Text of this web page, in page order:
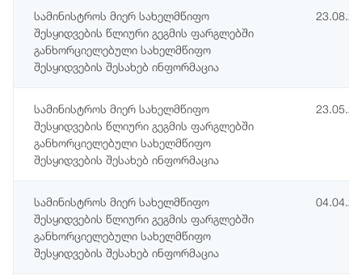
სამინისტროს მიერ სახელმწიფო
შესყიდვების წლიური გეგმის ფარგლებში
განხორციელებული სახელმწიფო
შესყიდვების შესახებ ინფორმაცია
სამინისტროს მიერ სახელმწიფო
შესყიდვების წლიური გეგმის ფარგლებში
განხორციელებული სახელმწიფო
შესყიდვების შესახებ ინფორმაცია
სამინისტროს მიერ სახელმწიფო
შესყიდვების წლიური გეგმის ფარგლებში
განხორციელებული სახელმწიფო
შესყიდვების შესახებ ინფორმაცია